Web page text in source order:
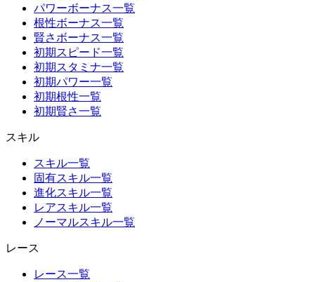
パワーボーナス一覧
根性ボーナス一覧
賢さボーナス一覧
初期スピード一覧
初期スタミナ一覧
初期パワー一覧
初期根性一覧
初期賢さ一覧
スキル
スキル一覧
固有スキル一覧
進化スキル一覧
レアスキル一覧
ノーマルスキル一覧
レース
レース一覧